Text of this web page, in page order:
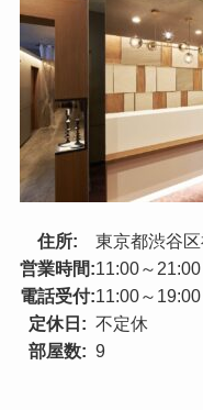
住所:
東京都渋谷
営業時間:11:00～21:00
電話受付:11:00～19:00
定休日: 不定休
部屋数: 9